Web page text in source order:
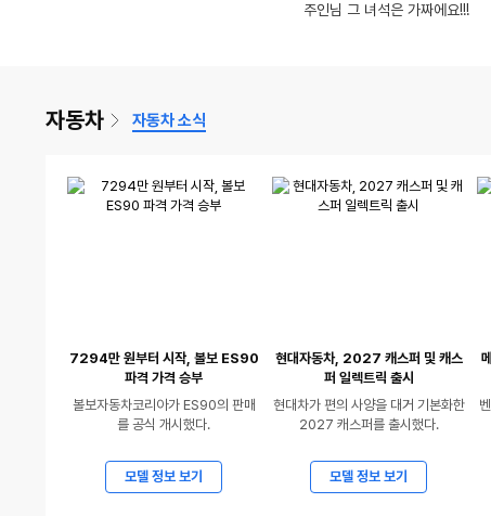
주인님 그 녀석은 가짜에요!!!
흔한 여친 활용법
글댓(22)
18 글제목
오늘도 몇몇게시
상
영
동
자동차 자동차 소식
7294만 원부터 시작, 볼보 ES90
파격 가격 승부
볼보자동차코리아가 ES90의 판매
를 공식 개시했다.
7294
모델 정보 보기
현대자동차, 2027 캐스퍼 및 캐스
퍼 일렉트릭 출시
현대차가 편의 사양을 대거 기본화한
2027 캐스퍼를 출시했다.
현
모델 정보 보기